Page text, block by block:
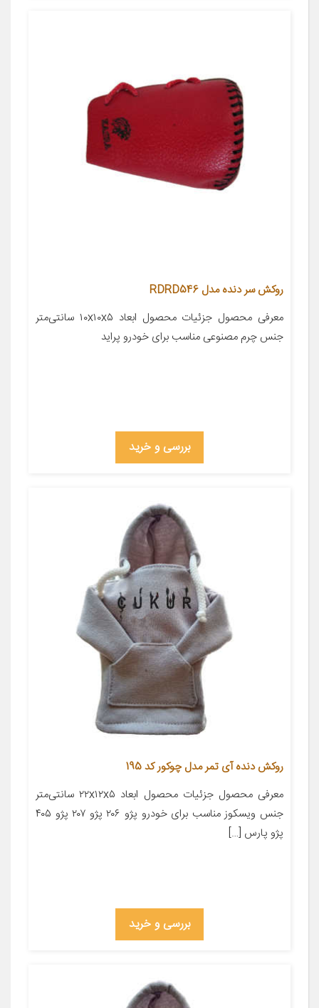
روکش سر دنده مدل RDRD546
معرفی محصول جزئیات محصول ابعاد ۱۰x۱۰x۵ سانتی‌متر
جنس چرم مصنوعی مناسب برای خودرو پراید
بررسی و خرید
روکش دنده آی تمر مدل چوکور کد 195
معرفی محصول جزئیات محصول ابعاد ۲۲x۱۲x۵ سانتی‌متر
جنس ویسکوز مناسب برای خودرو پژو ۲۰۶ پژو ۲۰۷ پژو ۴۰۵
پژو پارس […]
بررسی و خرید